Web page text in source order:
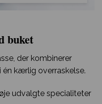
buket
der kombinerer
kærlig overraskelse.
udvalgte specialiteter